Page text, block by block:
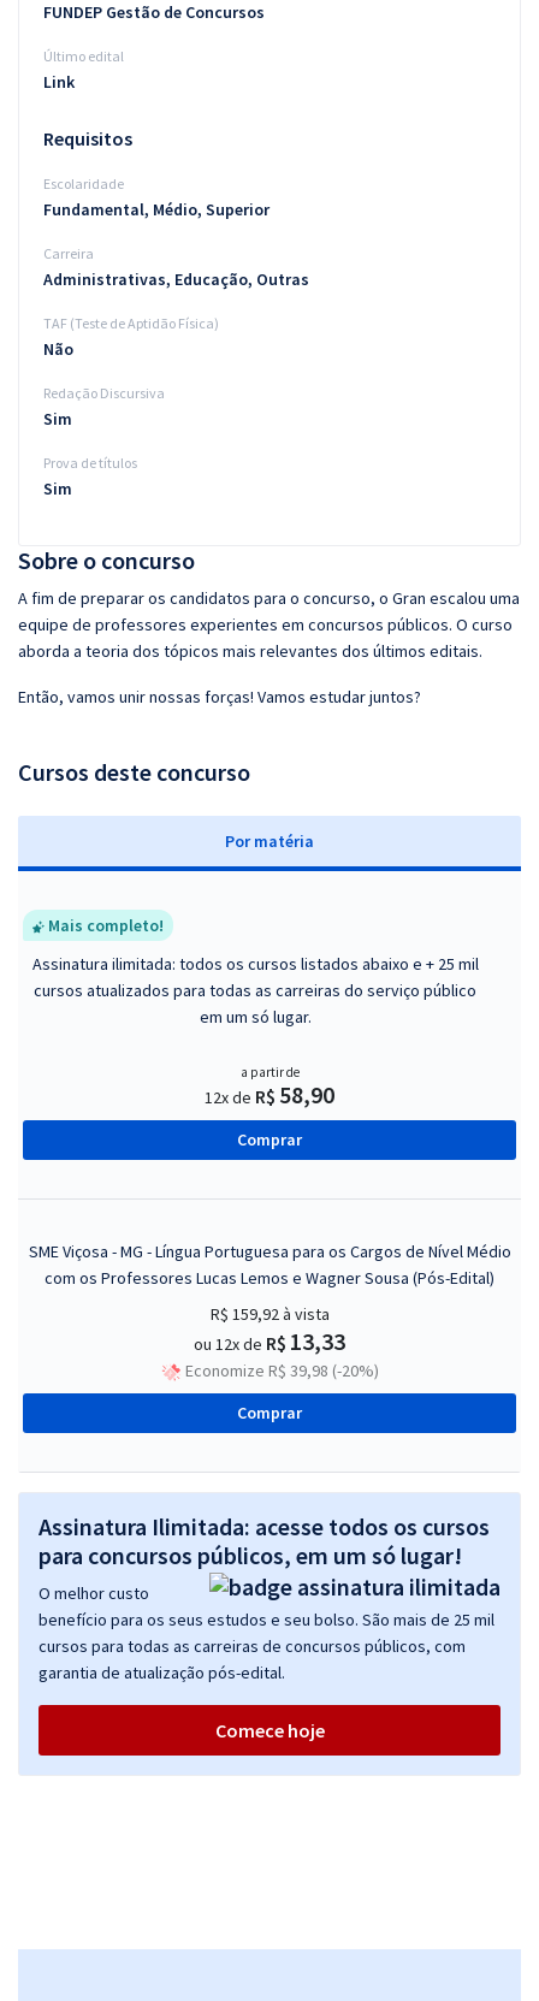
Sobre o concurso
A fim de preparar os candidatos para o concurso, o Gran escalou uma
equipe de professores experientes em concursos públicos. O curso
aborda a teoria dos tópicos mais relevantes dos últimos editais.
Então, vamos unir nossas forças! Vamos estudar juntos?
Cursos deste concurso
Por matéria
Mais completo!
Assinatura ilimitada: todos os cursos listados abaixo e + 25 mil
cursos atualizados para todas as carreiras do serviço público
em um só lugar.
a partir de
12x de R$ 58,90
Comprar
SME Viçosa - MG - Língua Portuguesa para os Cargos de Nível Médio
com os Professores Lucas Lemos e Wagner Sousa (Pós-Edital)
R$ 159,92à vista
ou 12x de R$ 13,33
Economize R$ 39,98 (-20%)
Comprar
Assinatura Ilimitada: acesse todos os cursos
para concursos públicos, em um só lugar!
O melhor custo
benefício para os seus estudos e seu bolso. São mais de 25 mil
cursos para todas as carreiras de concursos públicos, com
garantia de atualização pós-edital.
Comece hoje
FUNDEP Gestão de Concursos
Último edital
Link
Requisitos
Escolaridade
Fundamental, Médio, Superior
Carreira
Administrativas, Educação, Outras
TAF (Teste de Aptidão Física)
Não
Redação Discursiva
Sim
Prova de títulos
Sim